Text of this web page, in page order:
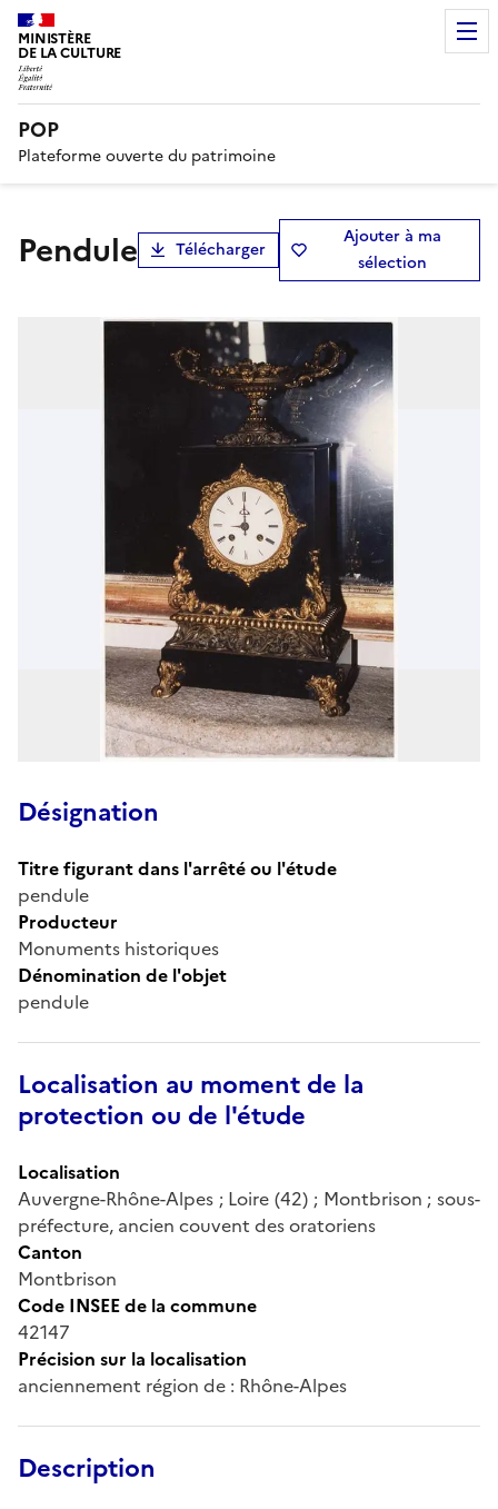
MINISTÈRE
DE LA CULTURE
POP
Plateforme ouverte du patrimoine
pendule Télécharger
Ajouter à ma
sélection
Désignation
Titre figurant dans l'arrêté ou l'étude
pendule
Producteur
Monuments historiques
Dénomination de l'objet
pendule
Localisation au moment de la
protection ou de l'étude
Localisation
Auvergne-Rhône-Alpes ; Loire (42) ; Montbrison ; sous-
préfecture, ancien couvent des oratoriens
Canton
Montbrison
Code INSEE de la commune
42147
Précision sur la localisation
anciennement région de : Rhône-Alpes
Description